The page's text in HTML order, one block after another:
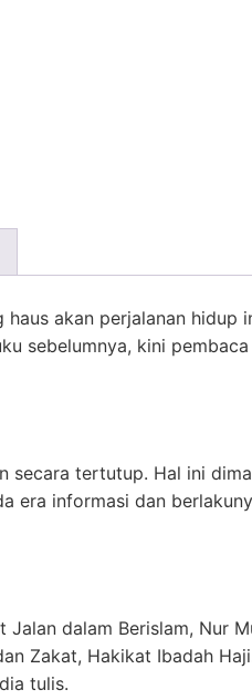
akan perjalanan
sebelumnya, kini
secara tertutup. Hal ini
era informasi dan
dalam Berislam, Nur
Zakat, Hakikat Ibadah
tulis.